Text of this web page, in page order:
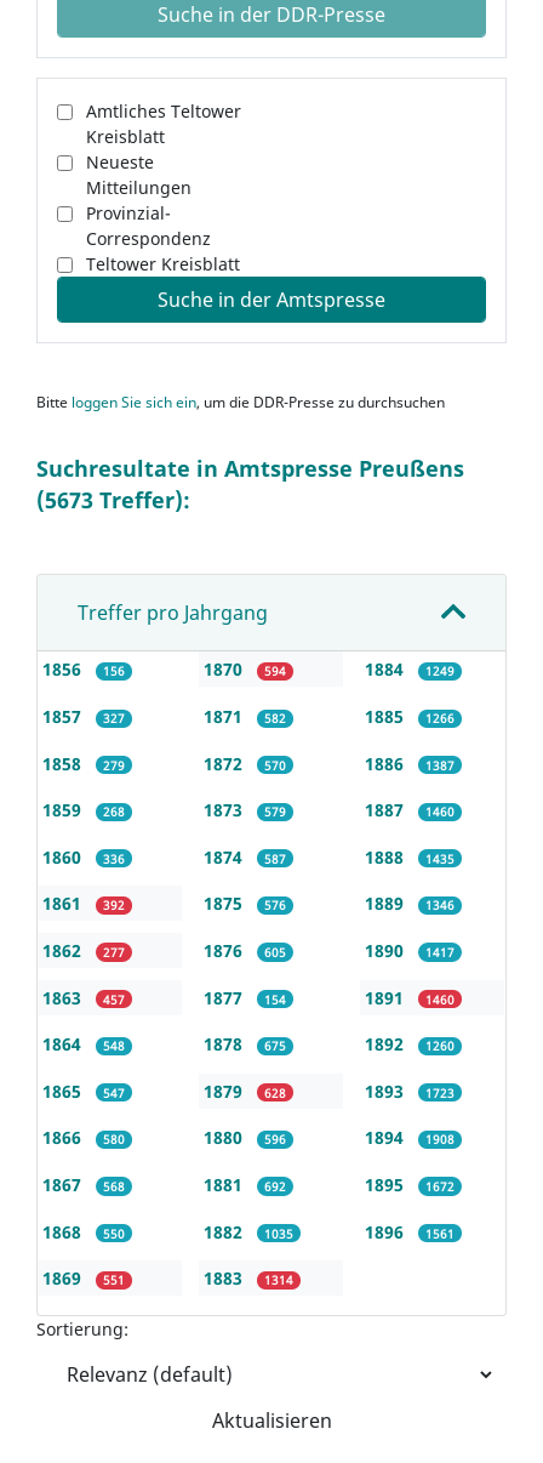
Suche in der DDR-Presse
Amtliches Teltower
Kreisblatt
Neueste
Mitteilungen
Provinzial-
Correspondenz
Teltower Kreisblatt
Suche in der Amtspresse
Bitte loggen Sie sich ein, um die DDR-Presse zu durchsuchen
Suchresultate in Amtspresse Preußens
(5673 Treffer):
Treffer pro Jahrgang
1856 156
1857 327
1858 279
1859 268
1860 336
1861 392
1862 277
1863 457
1864 548
1865 547
1866 580
1867 568
1868 550
1869 551
1870 594
1871 582
1872 570
1873 579
1874 587
1875 576
1876 605
1877 154
1878 675
1879 628
1880 596
1881 692
1882 1035
1883 1314
1884 1249
1885 1266
1886 1387
1887 1460
1888 1435
1889 1346
1890 1417
1891 1460
1892 1260
1893 1723
1894 1908
1895 1672
1896 1561
Sortierung:
Aktualisieren